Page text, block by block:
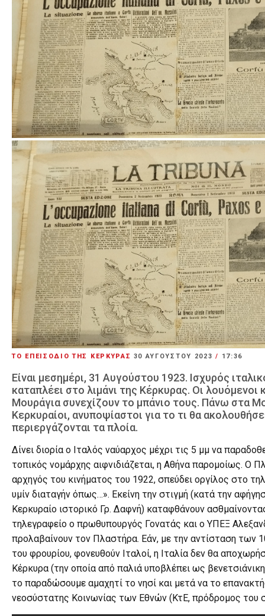
ΤΟ ΕΠΕΙΣΟΔΙΟ ΤΗΣ ΚΕΡΚΥΡΑΣ 30 ΑΥΓΟΎΣΤΟΥ 2023/ 17:36
Είναι μεσημέρι, 31 Αυγούστου 1923. Ισχυρός
καταπλέει στο λιμάνι της Κέρκυρας. Οι
Μουράγια συνεχίζουν το μπάνιο τους. Πάνω στα
Κερκυραίοι, ανυποψίαστοι για το τι θα
περιεργάζονται τα πλοία.
Δίνει διορία ο Ιταλός ναύαρχος μέχρι τις 5 μμ να
τοπικός νομάρχης αιφνιδιάζεται, η Αθήνα παρομοίως. Ο
αρχηγός του κινήματος του 1922, σπεύδει οργίλος στο
υμίν διαταγήν όπως…». Εκείνη την στιγμή (κατά την
Κερκυραίο ιστορικό Γρ. Δαφνή) καταφθάνουν
τηλεγραφείο ο πρωθυπουργός Γονατάς και ο ΥΠΕΞ
προλαβαίνουν τον Πλαστήρα. Εάν, με την αντίσταση των
του φρουρίου, φονευθούν Ιταλοί, η Ιταλία δεν θα
Κέρκυρα (την οποία από παλιά υποβλέπει ως
το παραδώσουμε αμαχητί το νησί και μετά να το
νεοσύστατης Κοινωνίας των Εθνών (ΚτΕ, πρόδρομος του